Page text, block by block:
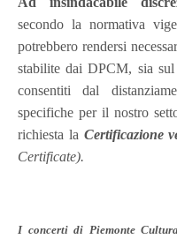
secondo la normativa
potrebbero rendersi
stabilite dai DPCM, sia
consentiti dal
specifiche per il nostro
richiesta la Certificazione
Certificate).
I concerti di Piemonte